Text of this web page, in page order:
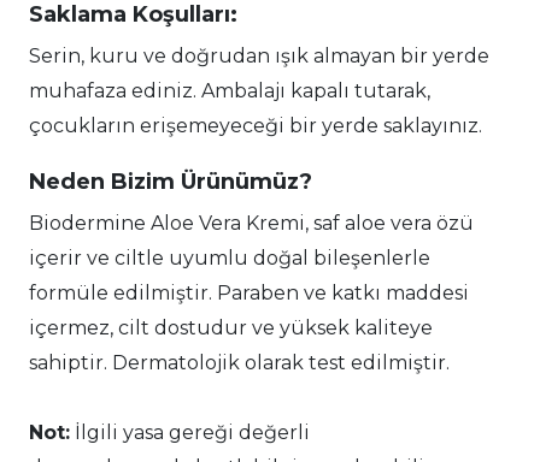
Saklama Koşulları:
Serin, kuru ve doğrudan ışık almayan bir yerde
muhafaza ediniz. Ambalajı kapalı tutarak,
çocukların erişemeyeceği bir yerde saklayınız.
Neden Bizim Ürünümüz?
Biodermine Aloe Vera Kremi, saf aloe vera özü
içerir ve ciltle uyumlu doğal bileşenlerle
formüle edilmiştir. Paraben ve katkı maddesi
içermez, cilt dostudur ve yüksek kaliteye
sahiptir. Dermatolojik olarak test edilmiştir.
Not: İlgili yasa gereği değerli